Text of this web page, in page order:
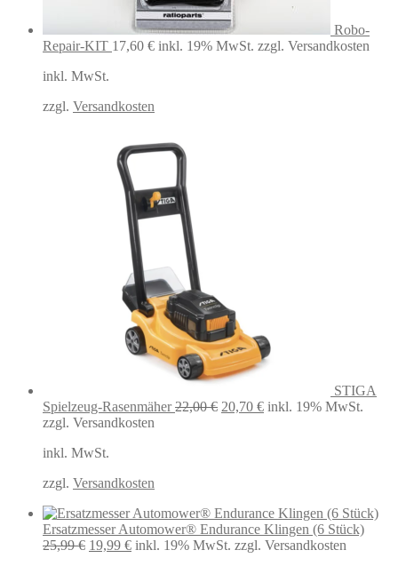
Robo-
Repair-KIT 17,60 € inkl. 19% MwSt. zzgl. Versandkosten
inkl. MwSt.
zzgl. Versandkosten
STIGA
Spielzeug-Rasenmäher 22,00€ Ursprünglicher
20,70 €Aktueller
inkl. 19% MwSt.
zzgl. Versandkosten
inkl. MwSt.
zzgl. Versandkosten
Ersatzmesser Automower® Endurance Klingen (6 Stück)
25,99€ Ursprünglicher
19,99 €Aktueller
inkl. 19% MwSt. zzgl. Versandkosten